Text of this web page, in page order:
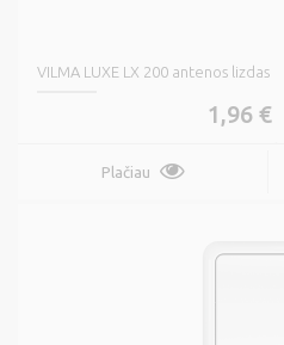
VILMA LUXE LX 200 antenos lizdas
1,96 €
Plačiau